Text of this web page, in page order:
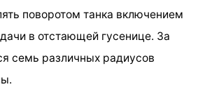
поворотом танка включением
в отстающей гусенице. За
семь различных радиусов